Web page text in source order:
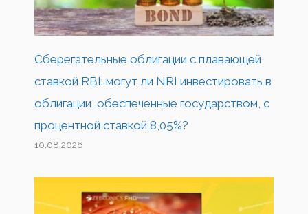
Сберегательные облигации с плавающей
ставкой RBI: могут ли NRI инвестировать в
облигации, обеспеченные государством, с
процентной ставкой 8,05%?
10.08.2026